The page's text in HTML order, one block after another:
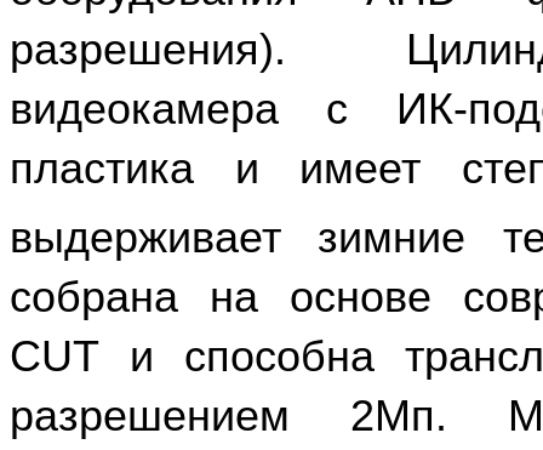
разрешения).
видеокамера с ИК-
пластика и имеет
выдерживает зимние
собрана на основе
CUT и способна
разрешением 2Мп.